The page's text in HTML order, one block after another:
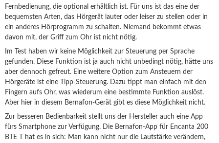
Fernbedienung, die optional erhältlich ist. Für uns ist das eine der
bequemsten Arten, das Hörgerät lauter oder leiser zu stellen oder in
ein anderes Hörprogramm zu schalten. Niemand bekommt etwas
davon mit, der Griff zum Ohr ist nicht nötig.
Im Test haben wir keine Möglichkeit zur Steuerung per Sprache
gefunden. Diese Funktion ist ja auch nicht unbedingt nötig, hätte uns
aber dennoch gefreut. Eine weitere Option zum Ansteuern der
Hörgeräte ist eine Tipp-Steuerung. Dazu tippt man einfach mit den
Fingern aufs Ohr, was wiederum eine bestimmte Funktion auslöst.
Aber hier in diesem Bernafon-Gerät gibt es diese Möglichkeit nicht.
Zur besseren Bedienbarkeit stellt uns der Hersteller auch eine App
fürs Smartphone zur Verfügung. Die Bernafon-App für Encanta 200
BTE T hat es in sich: Man kann nicht nur die Lautstärke verändern,